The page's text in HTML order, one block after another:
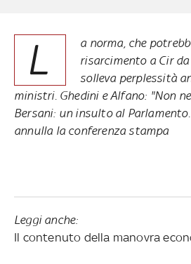
L
a norma, che
risarcimento a Cir
solleva perplessità
ministri. Ghedini e Alfano: "Non
Bersani: un insulto al
annulla la conferenza stampa
Leggi anche:
Il contenuto della manovra